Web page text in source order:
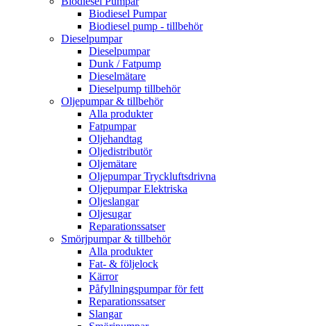
Biodiesel Pumpar
Biodiesel pump - tillbehör
Dieselpumpar
Dieselpumpar
Dunk / Fatpump
Dieselmätare
Dieselpump tillbehör
Oljepumpar & tillbehör
Alla produkter
Fatpumpar
Oljehandtag
Oljedistributör
Oljemätare
Oljepumpar Tryckluftsdrivna
Oljepumpar Elektriska
Oljeslangar
Oljesugar
Reparationssatser
Smörjpumpar & tillbehör
Alla produkter
Fat- & följelock
Kärror
Påfyllningspumpar för fett
Reparationssatser
Slangar